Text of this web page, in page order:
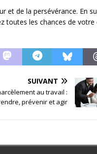
et de la persévérance. En
toutes les chances de votre
SUIVANT
au travail :
prévenir et agir